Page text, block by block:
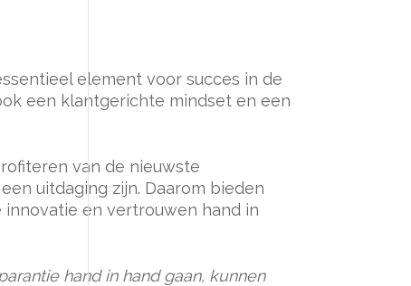
element voor succes in de
een klantgerichte mindset en een
van de nieuwste
uitdaging zijn. Daarom bieden
en vertrouwen hand in
hand in hand gaan, kunnen